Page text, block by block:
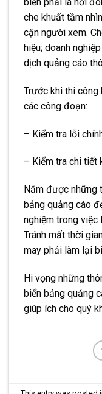
che khuất tầm
cận người xem.
hiệu; doanh
dịch quảng cáo
Trước khi thi công
các công đoạn:
– Kiểm tra lỗi
– Kiểm tra chi tiết
Nắm được những
bảng quảng cáo
nghiệm trong việc
Tránh mất thời
may phải làm lại
Hi vọng những
biển bảng quảng
giúp ích cho quý